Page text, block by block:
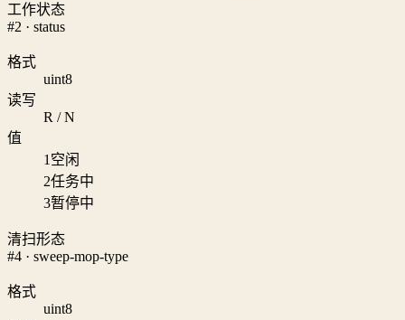
工作状态
#2 · status
格式
uint8
读写
R / N
值
1 空闲
2任务中
3暂停中
清扫形态
#4 · sweep-mop-type
格式
uint8